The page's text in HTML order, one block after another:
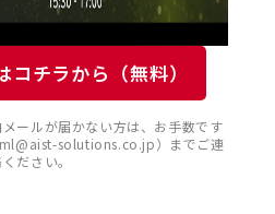
コチラから（無料）
ールが届かない方は、お手数です
solutions.co.jp）までご連
ださい。